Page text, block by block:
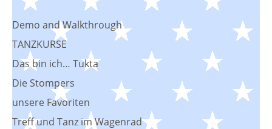
Demo and Walkthrough
TANZKURSE
Das bin ich… Tukta
Die Stompers
unsere Favoriten
Treff und Tanz im Wagenrad